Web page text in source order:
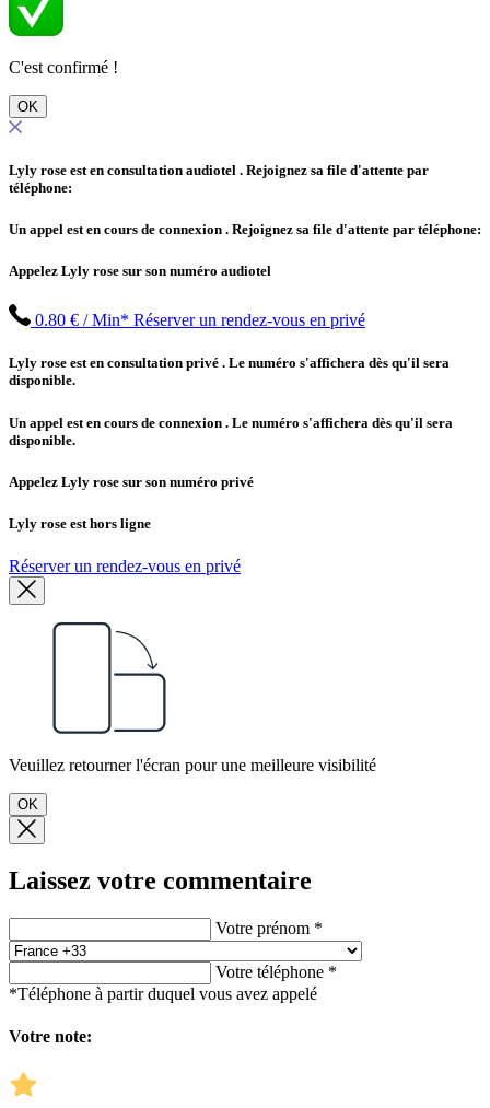
C'est confirmé !
OK
Lyly rose est en consultation audiotel . Rejoignez sa file d'attente par
téléphone:
Un appel est en cours de connexion . Rejoignez sa file d'attente par téléphone:
Appelez Lyly rose sur son numéro audiotel
0.80 € / Min* Réserver un rendez-vous en privé
Lyly rose est en consultation privé . Le numéro s'affichera dès qu'il sera
disponible.
Un appel est en cours de connexion . Le numéro s'affichera dès qu'il sera
disponible.
Appelez Lyly rose sur son numéro privé
Lyly rose est hors ligne
Réserver un rendez-vous en privé
Veuillez retourner l'écran pour une meilleure visibilité
OK
Laissez votre commentaire
Votre prénom *
Votre téléphone *
*Téléphone à partir duquel vous avez appelé
Votre note: